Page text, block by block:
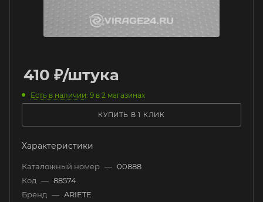
410 ₽/штука
Есть в наличии: 9 в 2 магазинах
КУПИТЬ В 1 КЛИК
Характеристики
Каталожный номер — 00888
Код — 88574
Бренд — ARIETE